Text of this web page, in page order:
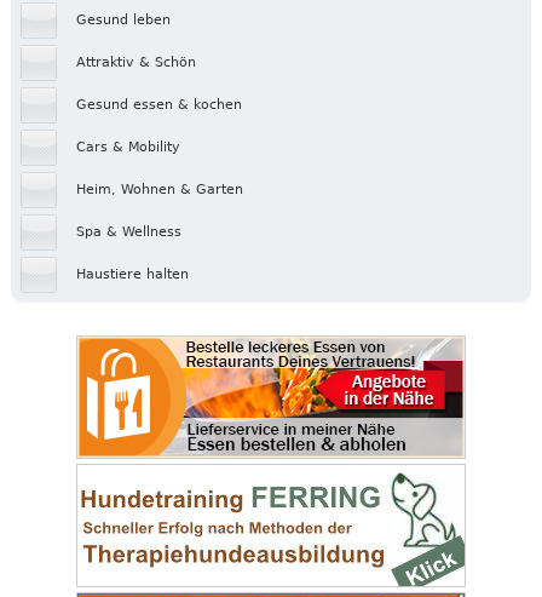
Gesund leben
Attraktiv & Schön
Gesund essen & kochen
Cars & Mobility
Heim, Wohnen & Garten
Spa & Wellness
Haustiere halten